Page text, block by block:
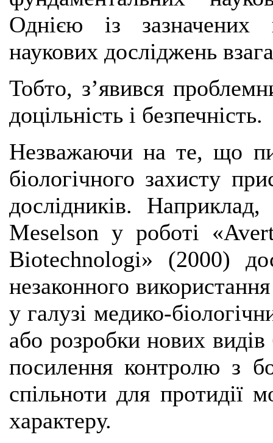
Однією із
наукових досліджень
Тобто, з’явився
доцільність і безпечність.
Незважаючи на те, що
біологічного захисту
дослідників.
Meselson у роботі
Biotechnologi» (2000)
незаконного
у галузі медико-
або розробки нових видів
посилення контролю з
спільноти для протидії
характеру.